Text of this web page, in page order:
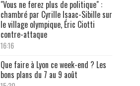
"Vous ne ferez plus de politique" :
chambré par Cyrille Isaac-Sibille sur
le village olympique, Éric Ciotti
contre-attaque
16:16
Que faire à Lyon ce week-end ? Les
bons plans du 7 au 9 août